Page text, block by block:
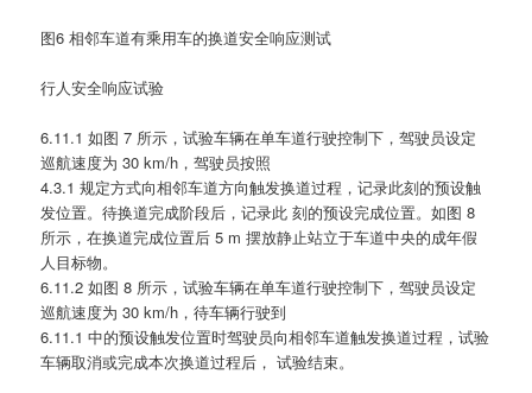
图6 相邻车道有乘用车的换道安全响应测试
行人安全响应试验
6.11.1 如图 7 所示，试验车辆在单车道行驶控制下，驾驶员设定
巡航速度为 30 km/h，驾驶员按照
4.3.1 规定方式向相邻车道方向触发换道过程，记录此刻的预设触
发位置。待换道完成阶段后，记录此 刻的预设完成位置。如图 8
所示，在换道完成位置后 5 m 摆放静止站立于车道中央的成年假
人目标物。
6.11.2 如图 8 所示，试验车辆在单车道行驶控制下，驾驶员设定
巡航速度为 30 km/h，待车辆行驶到
6.11.1 中的预设触发位置时驾驶员向相邻车道触发换道过程，试验
车辆取消或完成本次换道过程后， 试验结束。